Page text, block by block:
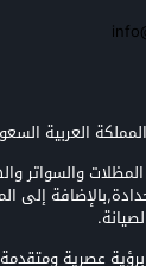
العربية
والسواتر
إلى
عصرية